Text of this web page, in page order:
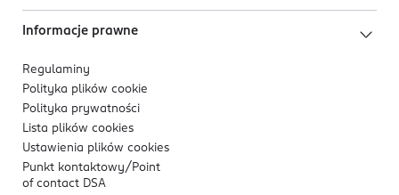
Informacje prawne
Regulaminy
Polityka plików cookie
Polityka prywatności
Lista plików cookies
Ustawienia plików cookies
Punkt kontaktowy/ Point
of contact DSA